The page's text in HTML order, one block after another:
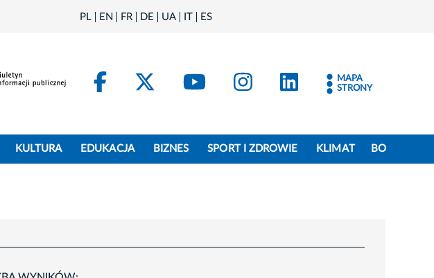
PL EN FR DE UA IT ES
FacebookKraków - X
Kraków - YouTube
Kraków - Instagram
Kraków -
MAPA
STRONY
KULTURA EDUKACJA BIZNES SPORT I ZDROWIE KLIMAT BO